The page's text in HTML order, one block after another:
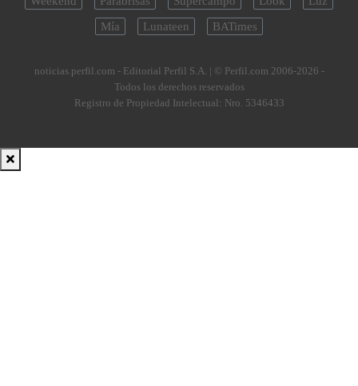
Mía
Lunateen BATimes
noticias.perfil.com - Editorial Perfil S.A. | © Perfil.com 2006-2026 -
Todos los derechos reservados
Registro de Propiedad Intelectual: Nro. 5346433